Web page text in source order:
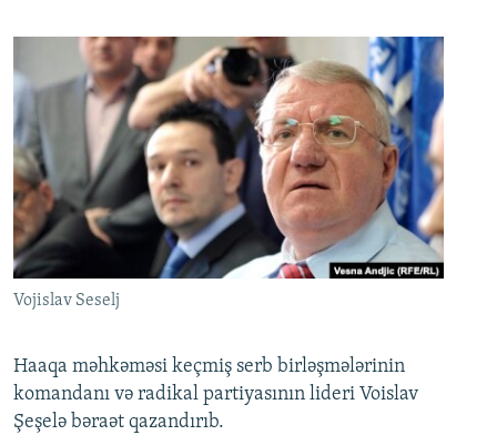
ARAŞDIRMA
MULTIMEDIA
FOTOQALEREYA
İNFOQRAFIKA
KARIKATURA
RADIO ARXIV
OXU ZALI
AZƏRBAYCAN ƏDƏBIYYATI KITABXANASI
İSLAM VƏ DEMOKRATIYA
HAQQIMIZDA
MISSIYAMIZ
PEŞƏ ETIKASI VƏ JURNALISTIKA STANDARTLARIMIZ
BIZIMLƏ ƏLAQƏ
XƏBƏR BÜLLETENLƏRIMIZ
BIZI IZLƏ
Vojislav Seselj
Haaqa məhkəməsi keçmiş serb birləşmələrinin
komandanı və radikal partiyasının lideri Voislav
Şeşelə bəraət qazandırıb.